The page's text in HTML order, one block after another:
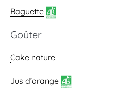
Baguette
Goûter
Cake nature
Jus d’orange